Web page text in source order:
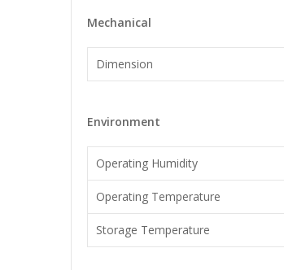
Mechanical
Dimension
Environment
Operating Humidity
Operating Temperature
Storage Temperature